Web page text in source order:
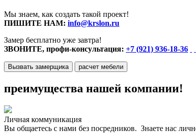
Мы знаем, как создать такой проект!
ПИШИТЕ НАМ: info@krslon.ru
Замер бесплатно уже завтра!
ЗВОНИТЕ, профи-консультация: +7 (921) 936-18-36
Вызвать замерщика расчет мебели
преимущества нашей компании!
Личная коммуникация
Вы общаетесь с нами без посредников. Знаете нас